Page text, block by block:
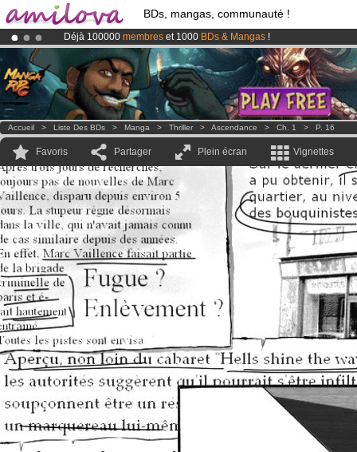
BDs, mangas, communauté !
Déjà 100000 membres et 1000 BDs & Mangas !
Abonnement premium: à partir de3.95 eurospar mois !Clique ici
LeKickstarter Amilova est désormais lancé
Accueil > Liste Des BDs > Manga > Thriller > Ascendance > Ch. 1 > P. 16
Favoris Partager Plein écran Vignettes